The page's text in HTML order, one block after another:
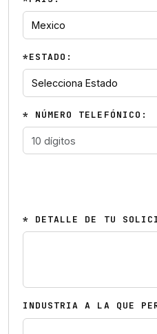
*ESTADO:
* NÚMERO TELEFÓNICO:
* DETALLE DE TU
INDUSTRIA A LA QUE